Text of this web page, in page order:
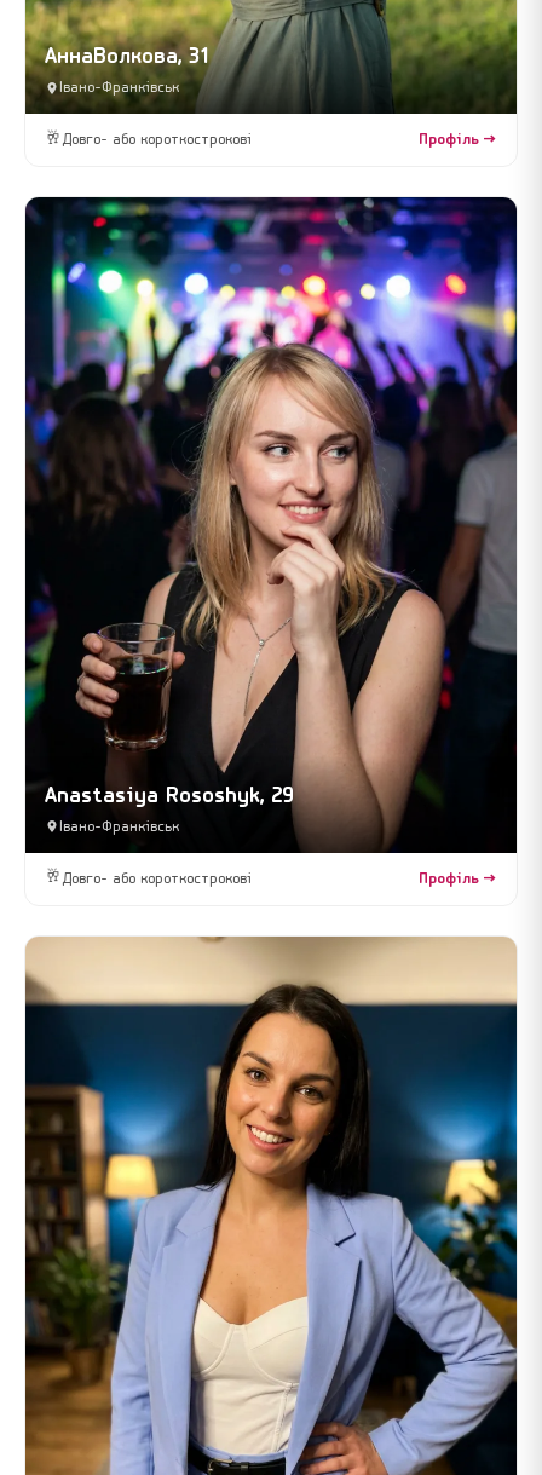
АннаВолкова, 31
Івано-Франківськ
🥂 Довго- або короткострокові Профіль →
Anastasiya Rososhyk, 29
Івано-Франківськ
🥂 Довго- або короткострокові Профіль →